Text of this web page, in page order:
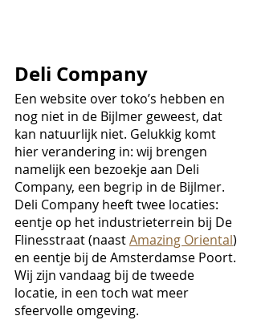
Deli Company
Een website over toko’s hebben en
nog niet in de Bijlmer geweest, dat
kan natuurlijk niet. Gelukkig komt
hier verandering in: wij brengen
namelijk een bezoekje aan Deli
Company, een begrip in de Bijlmer.
Deli Company heeft twee locaties:
eentje op het industrieterrein bij De
Flinesstraat (naast Amazing Oriental)
en eentje bij de Amsterdamse Poort.
Wij zijn vandaag bij de tweede
locatie, in een toch wat meer
sfeervolle omgeving.